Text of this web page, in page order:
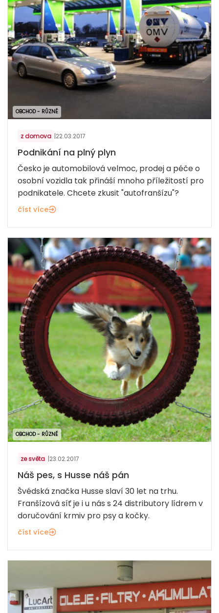
OBCHOD - RŮZNÉ
z domova |22.03.2017
Podnikání na plný plyn
Česko je automobilová velmoc, prodej a péče o
osobní vozidla tak přináší mnoho příležitostí pro
podnikatele. Chcete zkusit "autofranšízu"?
číst více
OBCHOD - RŮZNÉ
ze světa |23.02.2017
Náš pes, s Husse náš pán
Švédská značka Husse slaví 30 let na trhu.
Franšízová síť je i u nás s 24 distributory lídrem v
doručování krmiv pro psy a kočky.
číst více